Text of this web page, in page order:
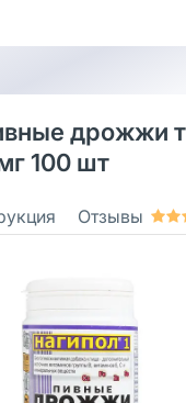
дрожжи
100 шт
Отзывы